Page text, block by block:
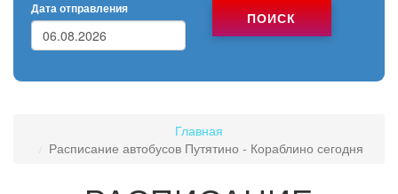
Дата отправления
ПОИСК
Главная
Расписание автобусов Путятино - Кораблино сегодня